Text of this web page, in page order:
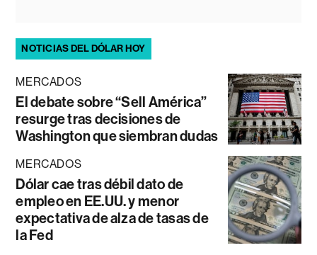
NOTICIAS DEL DÓLAR HOY
MERCADOS
El debate sobre “Sell América”
resurge tras decisiones de
Washington que siembran dudas
MERCADOS
Dólar cae tras débil dato de
empleo en EE.UU. y menor
expectativa de alza de tasas de
la Fed